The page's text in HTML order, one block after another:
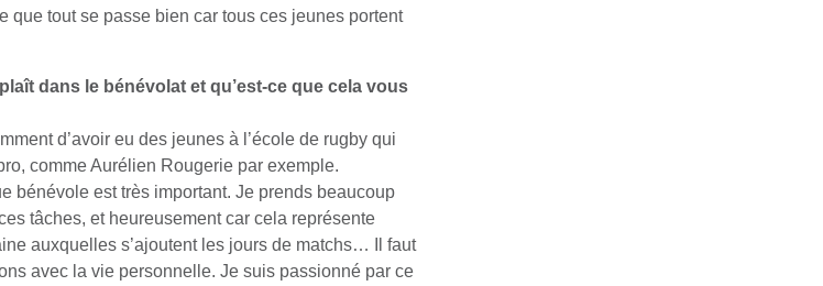
que tout se passe bien car tous ces jeunes portent
dans le bénévolat et qu’est-ce que cela vous
d’avoir eu des jeunes à l’école de rugby qui
comme Aurélien Rougerie par exemple.
bénévole est très important. Je prends beaucoup
tâches, et heureusement car cela représente
auxquelles s’ajoutent les jours de matchs… Il faut
avec la vie personnelle. Je suis passionné par ce